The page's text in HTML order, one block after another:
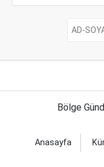
Bölge
Anasayfa